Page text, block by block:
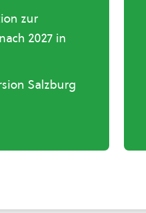
zur
2027 in
Salzburg